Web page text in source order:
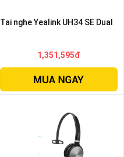
Tai nghe Yealink UH34 SE Dual
1,351,595đ